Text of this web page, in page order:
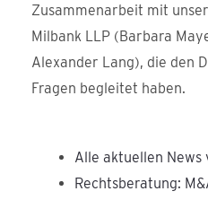
Zusammenarbeit mit
Milbank LLP (Barbara
Alexander Lang), die den
Fragen begleitet haben.
Alle aktuellen News
Rechtsberatung: